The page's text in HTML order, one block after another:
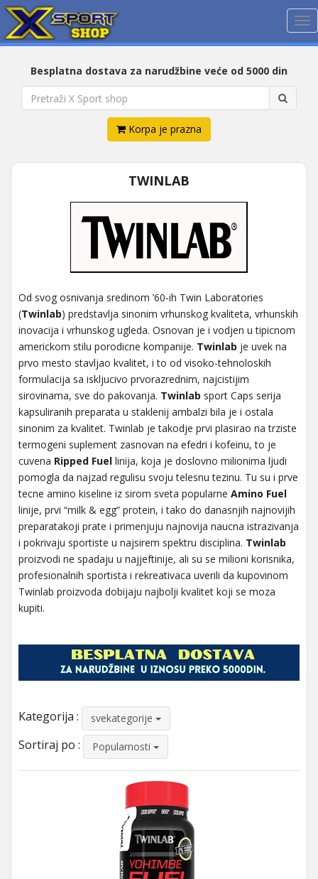
Besplatna dostava za narudžbine veće od 5000 din
Korpa je prazna
TWINLAB
Od svog osnivanja sredinom ’60-ih Twin Laboratories
(Twinlab) predstavlja sinonim vrhunskog kvaliteta, vrhunskih
inovacija i vrhunskog ugleda. Osnovan je i vodjen u tipicnom
americkom stilu porodicne kompanije. Twinlab je uvek na
prvo mesto stavljao kvalitet, i to od visoko-tehnoloskih
formulacija sa iskljucivo prvorazrednim, najcistijim
sirovinama, sve do pakovanja. Twinlab sport Caps serija
kapsuliranih preparata u staklenij ambalzi bila je i ostala
sinonim za kvalitet. Twinlab je takodje prvi plasirao na trziste
termogeni suplement zasnovan na efedri i kofeinu, to je
cuvena Ripped Fuel linija, koja je doslovno milionima ljudi
pomogla da najzad regulisu svoju telesnu tezinu. Tu su i prve
tecne amino kiseline iz sirom sveta popularne Amino Fuel
linije, prvi “milk & egg” protein, i tako do danasnjih najnovijih
preparatakoji prate i primenjuju najnovija naucna istrazivanja
i pokrivaju sportiste u najsirem spektru disciplina. Twinlab
proizvodi ne spadaju u najjeftinije, ali su se milioni korisnika,
profesionalnih sportista i rekreativaca uverili da kupovinom
Twinlab proizvoda dobijaju najbolji kvalitet koji se moza
kupiti.
Kategorija : svekategorije
Sortiraj po : Popularnosti